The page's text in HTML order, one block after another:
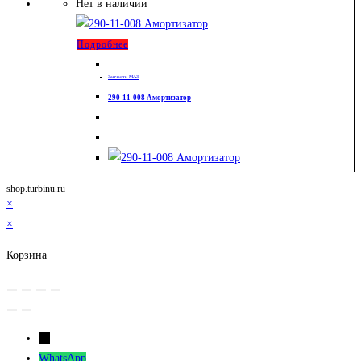
Нет в наличии
Подробнее
Запчасти МАЗ
290-11-008 Амортизатор
shop.turbinu.ru
×
×
Корзина
WhatsApp